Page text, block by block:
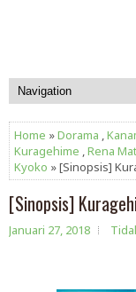
Home »Dorama ,
Kuragehime ,Rena
Kyoko » [Sinopsis]
[Sinopsis]
Januari 27, 2018